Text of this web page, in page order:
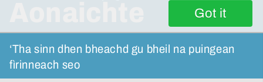
Got it
‘Tha sinn dhen bheachd gu bheil na puingean
fìrinneach seo